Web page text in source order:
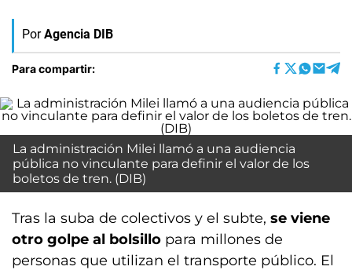
Por Agencia DIB
Para compartir:
La administración Milei llamó a una audiencia
pública no vinculante para definir el valor de los
boletos de tren. (DIB)
Tras la suba de colectivos y el subte, se viene
otro golpe al bolsillo para millones de
personas que utilizan el transporte público. El